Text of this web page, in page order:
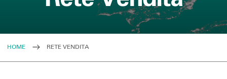
HOME RETE VENDITA